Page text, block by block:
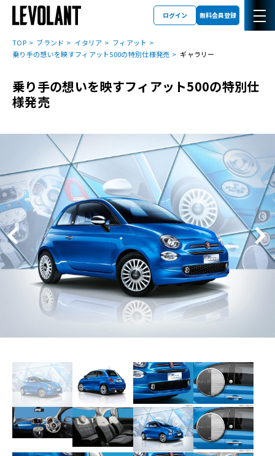
ログイン 無料会員登録
TOP ブランド イタリア
フィアット
乗り手の想いを映すフィアット500の特別仕様発売
ギャラリー
乗り手の想いを映すフィアット500の特別仕
様発売